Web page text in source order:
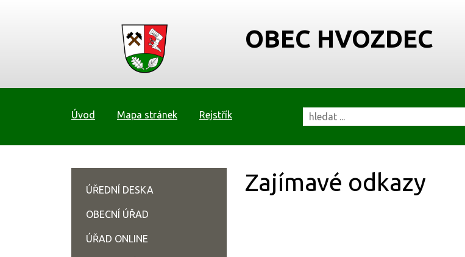
OBEC HVOZDEC
Úvod Mapa stránek Rejstřík
Zajímavé odkazy
ÚŘEDNÍ DESKA
OBECNÍ ÚŘAD
ÚŘAD ONLINE